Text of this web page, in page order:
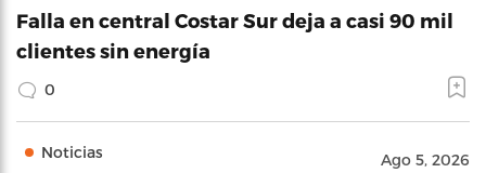
Falla en central Costar Sur deja a casi 90 mil
clientes sin energía
0
Noticias Ago 5, 2026